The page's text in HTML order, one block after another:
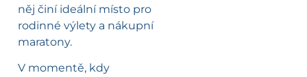
něj činí ideální místo pro
rodinné výlety a nákupní
maratony.
V momentě, kdy